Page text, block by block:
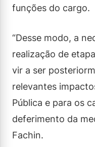
funções do cargo.
“Desse modo, a
realização de
vir a ser
relevantes
Pública e para os
deferimento da
Fachin.